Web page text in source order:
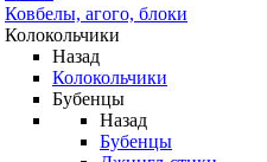
Ковбелы, агого, блоки
Колокольчики
Назад
Колокольчики
Бубенцы
Назад
Бубенцы